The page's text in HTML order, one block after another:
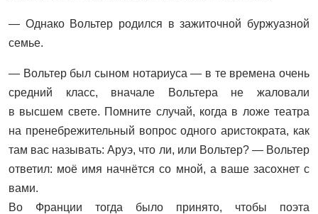
— Однако Вольтер родился в зажиточной буржуазной
семье.
— Вольтер был сыном нотариуса — в те времена очень
средний класс, вначале Вольтера не жаловали
в высшем свете. Помните случай, когда в ложе театра
на пренебрежительный вопрос одного аристократа, как
там вас называть: Аруэ, что ли, или Вольтер? — Вольтер
ответил: моё имя начнётся со мной, а ваше засохнет с
вами.
Во Франции тогда было принято, чтобы поэта